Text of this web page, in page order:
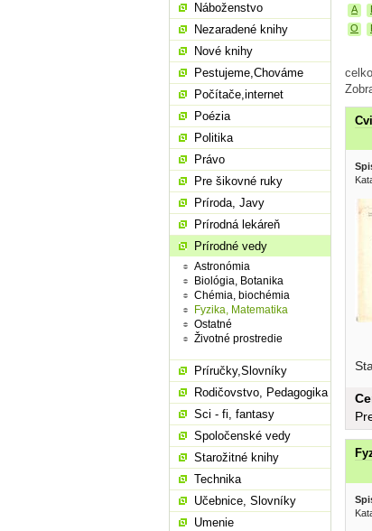
A
O
Náboženstvo
Nezaradené knihy
Nové knihy
Pestujeme,Chováme
Počítače,internet
Poézia
Politika
Právo
Pre šikovné ruky
Príroda, Javy
Prírodná lekáreň
Prírodné vedy
Astronómia
Biológia, Botanika
Chémia, biochémia
Fyzika, Matematika
Ostatné
Životné prostredie
Príručky,Slovníky
Rodičovstvo, Pedagogika
Sci - fi, fantasy
Spoločenské vedy
Starožitné knihy
Technika
Učebnice, Slovníky
Umenie